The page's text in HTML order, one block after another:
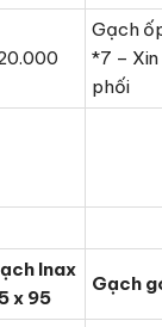
Gạch
*7 – Xin
phối
Inax
x 95
Gạch